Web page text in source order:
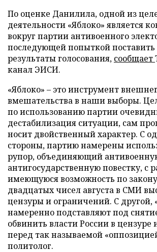
По оценке Данилила, одной из
деятельности «Яблоко» является
вокруг партии антивоенного
последующей попыткой
результаты голосования, сообщает
канал ЭИСИ.
«Яблоко» – это инструмент
вмешательства в наши выборы.
по использованию партии
дестабилизация ситуации, сам
носит двойственный характер. С
стороны, партию намерены
рупор, объединяющий
антигосударственную повестку, с
имеющуюся возможность по
двадцатых чисел августа в СМИ
цензуры и ограничений. С другой,
намеренно подставляют под
обвинить власти России в цензуре
перед так называемой
политолог.